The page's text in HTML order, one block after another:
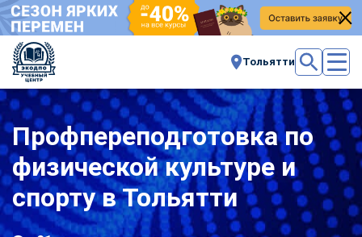
Тольятти
Профпереподготовка по
физической культуре и
спорту в Тольятти